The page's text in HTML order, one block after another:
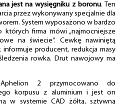
jest na wysięgniku z boronu. Ten
przez wykonywany specjalnie dla
System wyposażono w bardzo
firma mówi „najmocniejsze
na świecie”. Cewkę nawiniętą
informuje producent, redukcja masy
rowka. Drut nawojowy ma
2 przymocowano do
korpusu z aluminium i jest on
w systemie CAD żółtą, sztywną